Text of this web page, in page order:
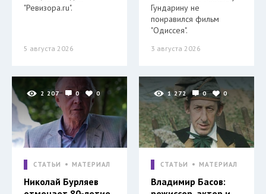
"Ревизора.ru".
5 августа 2026
Гундарину не
понравился фильм
"Одиссея".
3 августа 2026
2 207 0 0
СТАТЬИ МАТЕРИАЛ
Николай Бурляев
1 272 0 0
СТАТЬИ МАТЕРИАЛ
Владимир Басов: